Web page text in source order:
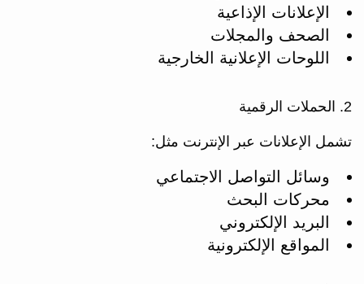
الإعلانات الإذاعية
الصحف والمجلات
اللوحات الإعلانية الخارجية
2. الحملات الرقمية
تشمل الإعلانات عبر الإنترنت مثل:
وسائل التواصل الاجتماعي
محركات البحث
البريد الإلكتروني
المواقع الإلكترونية